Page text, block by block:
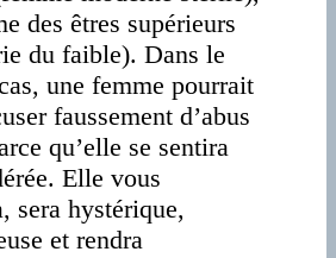
des êtres supérieurs
du faible). Dans le
une femme pourrait
faussement d’abus
qu’elle se sentira
Elle vous
sera hystérique,
et rendra